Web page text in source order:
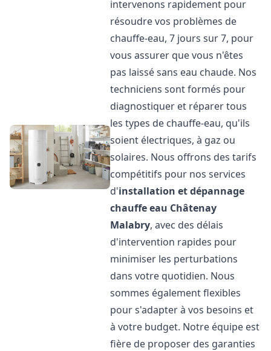
intervenons rapidement pour
résoudre vos problèmes de
chauffe-eau, 7 jours sur 7, pour
vous assurer que vous n'êtes
pas laissé sans eau chaude. Nos
techniciens sont formés pour
diagnostiquer et réparer tous
les types de chauffe-eau, qu'ils
soient électriques, à gaz ou
solaires. Nous offrons des tarifs
compétitifs pour nos services
d'installation et dépannage
chauffe eau Châtenay
Malabry, avec des délais
d'intervention rapides pour
minimiser les perturbations
dans votre quotidien. Nous
sommes également flexibles
pour s'adapter à vos besoins et
à votre budget. Notre équipe est
fière de proposer des garanties